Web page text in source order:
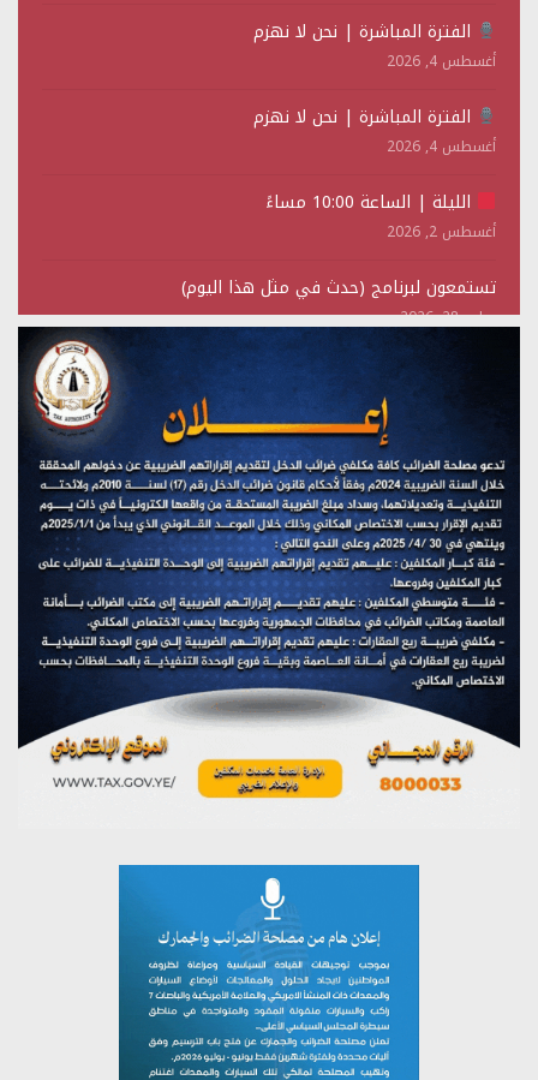
الفترة المباشرة | نحن لا نهزم
أغسطس 4, 2026
الفترة المباشرة | نحن لا نهزم
أغسطس 4, 2026
الليلة | الساعة 10:00 مساءً
أغسطس 2, 2026
تستمعون لبرنامج (حدث في مثل هذا اليوم)
يوليو 28, 2026
(نحن لا نهزم) بث مباشر
تستمعون لبرنامج (هندسة الوهم)
يوليو 28, 2026
مؤتمر صحفي لمركز عين الإنسانية حول جرائم تحالف العدوان
على اليمن
يوليو 27, 2026
تستمعون لبرنامج (مع السيد القائد)
يوليو 26, 2026